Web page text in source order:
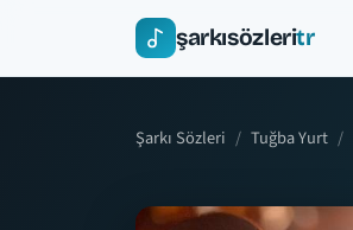
şarkısözleritr
Şarkı Sözleri Tuğba Yurt